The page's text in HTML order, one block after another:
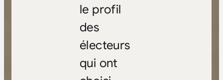
le profil
des
électeurs
qui ont